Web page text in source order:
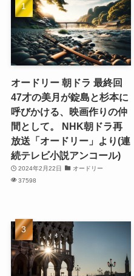
オードリー 朝ドラ 最終回
47才の美月が錠島と杉本に
呼びかける、映画作りの仲
間として。 NHK朝ドラ再
放送「オードリー」より(連
続テレビ小説アンコール)
2024年2月22日
オードリー
37598